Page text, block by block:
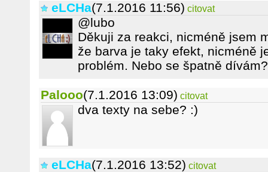
eLCHa(7.1.2016 11:56) citovat
@lubo
Děkuji za reakci, nicméně jsem
že barva je taky efekt, nicméně
problém. Nebo se špatně
Palooo(7.1.2016 13:09) citovat
dva texty na sebe? :)
eLCHa(7.1.2016 13:52) citovat